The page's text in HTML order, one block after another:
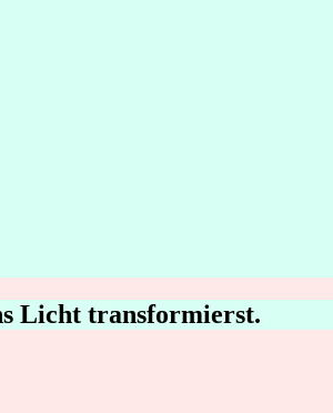
Licht transformierst.